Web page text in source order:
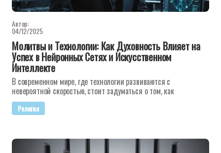
Автор:
04/12/2025
Молитвы и Технологии: Как Духовность Влияет на
Успех в Нейронных Сетях и Искусственном
Интеллекте
В современном мире, где технологии развиваются с
невероятной скоростью, стоит задуматься о том, как
Религия